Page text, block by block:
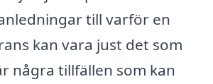
till varför en
kan vara just det som
några tillfällen som kan